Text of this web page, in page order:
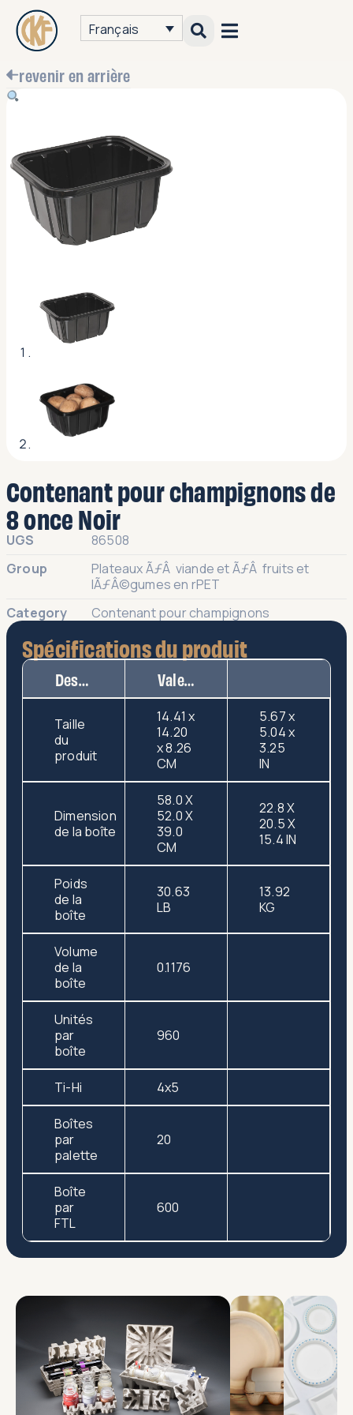
Français
revenir en arrière
Contenant pour champignons de
8 once Noir
UGS
86508
Group
Plateaux ÃƒÂ viande et ÃƒÂ fruits et
lÃƒÂ©gumes en rPET
Category
Contenant pour champignons
Spécifications du produit
Description Valeur
Taille
du
produit
14.41 x
14.20
x 8.26
CM
5.67 x
5.04 x
3.25
IN
Dimension
de la boîte
58.0 X
52.0 X
39.0
CM
22.8 X
20.5 X
15.4 IN
Poids
de la
boîte
30.63
LB
13.92
KG
Volume
de la
boîte
0.1176
Unités
par
boîte
960
Ti-Hi 4x5
Boîtes
par
palette
20
Boîte
par
FTL
600